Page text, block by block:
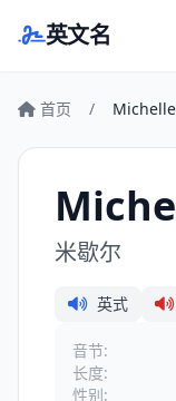
英文名
首页 / Michelle
米歇尔
英式
音节:
长度:
性别: